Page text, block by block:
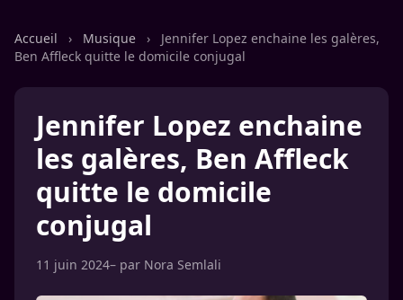
Accueil › Musique ›
Jennifer Lopez enchaine les galères,
Ben Affleck quitte le domicile conjugal
Jennifer Lopez enchaine
les galères, Ben Affleck
quitte le domicile
conjugal
11 juin 2024– par Nora Semlali